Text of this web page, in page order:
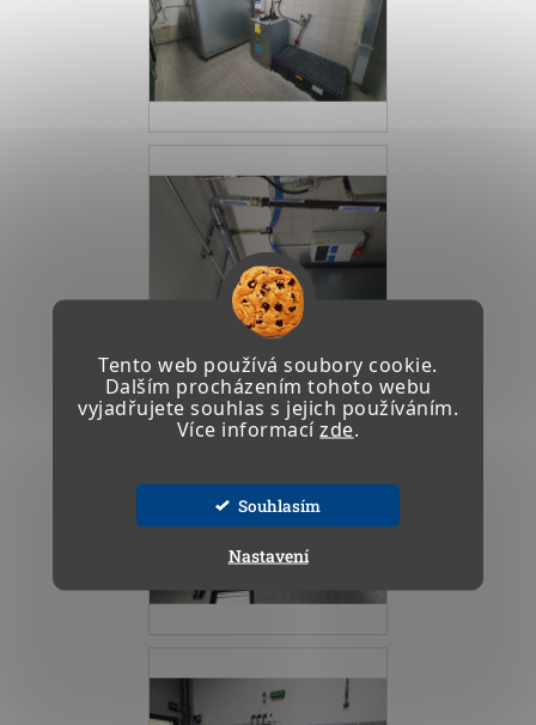
Tento web používá soubory cookie.
Dalším procházením tohoto webu
vyjadřujete souhlas s jejich používáním.
Více informacízde.
Souhlasím
Nastavení